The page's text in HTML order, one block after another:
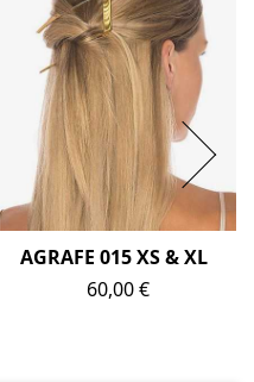
AGRAFE 015 XS & XL
Prix
60,00 €